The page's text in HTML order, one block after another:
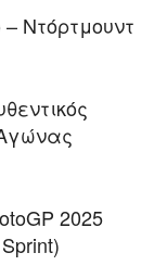
Ντόρτμουντ
2025